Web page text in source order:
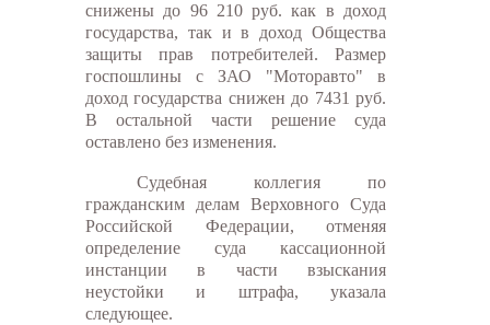
снижены до 96 210 руб. как в доход
государства, так и в доход Общества
защиты прав потребителей. Размер
госпошлины с ЗАО "Моторавто" в
доход государства снижен до 7431 руб.
В остальной части решение суда
оставлено без изменения.
Судебная коллегия по
гражданским делам Верховного Суда
Российской Федерации, отменяя
определение суда кассационной
инстанции в части взыскания
неустойки и штрафа, указала
следующее.